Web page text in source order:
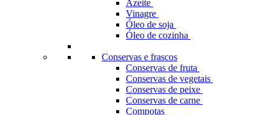
Azeite
Vinagre
Óleo de soja
Óleo de cozinha
Conservas e frascos
Conservas de fruta
Conservas de vegetais
Conservas de peixe
Conservas de carne
Compotas